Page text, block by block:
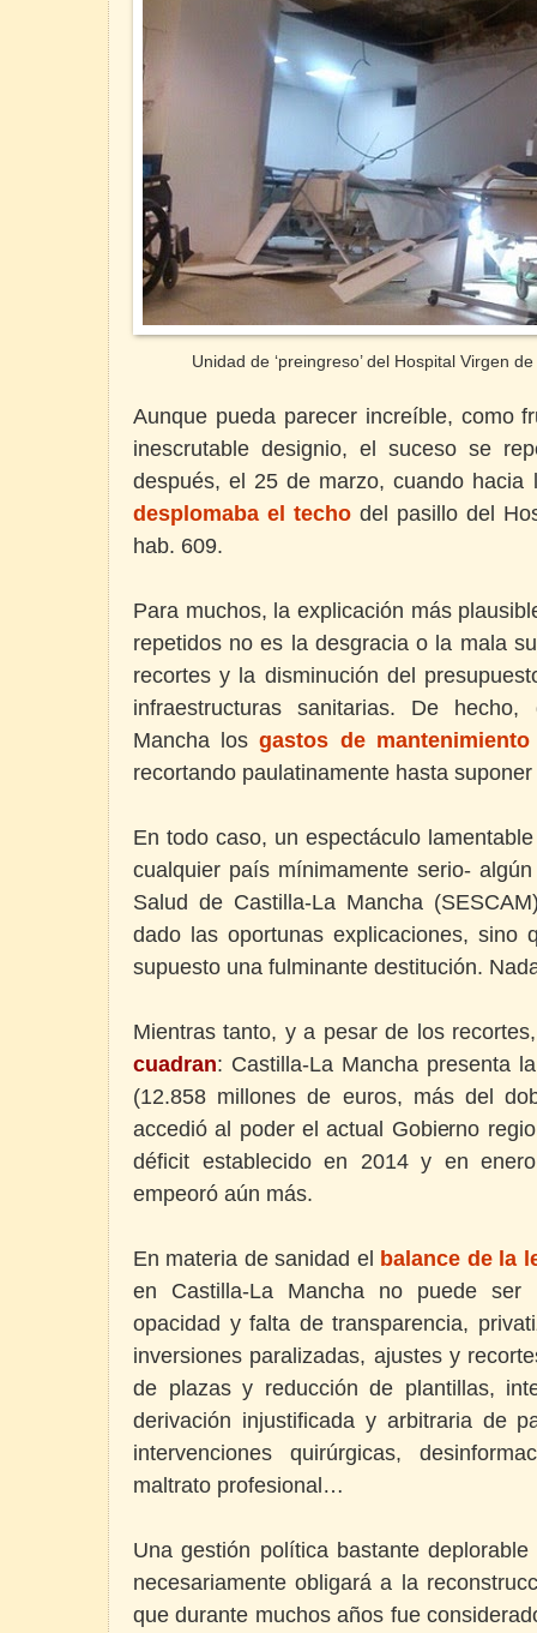
Unidad de ‘preingreso’ del Hospital Virgen
Aunque pueda parecer increíble, como
inescrutable designio, el suceso se
después, el 25 de marzo, cuando
desplomaba el techo del pasillo del
hab. 609.
Para muchos, la explicación más
repetidos no es la desgracia o la mala
recortes y la disminución del
infraestructuras sanitarias. De
Mancha losgastos de
recortando paulatinamente hasta
En todo caso, un espectáculo
cualquier país mínimamente serio-
Salud de Castilla-La Mancha
dado las oportunas explicaciones, sino
supuesto una fulminante destitución.
Mientras tanto, y a pesar de los
cuadran: Castilla-La Mancha presenta
(12.858 millones de euros, más del
accedió al poder el actual Gobierno
déficit establecido en 2014 y en
empeoró aún más.
En materia de sanidad el balance de la
en Castilla-La Mancha no puede ser
opacidad y falta de transparencia,
inversiones paralizadas, ajustes y
de plazas y reducción de plantillas,
derivación injustificada y arbitraria de
intervenciones quirúrgicas,
maltrato profesional…
Una gestión política bastante
necesariamente obligará a la
que durante muchos años fue